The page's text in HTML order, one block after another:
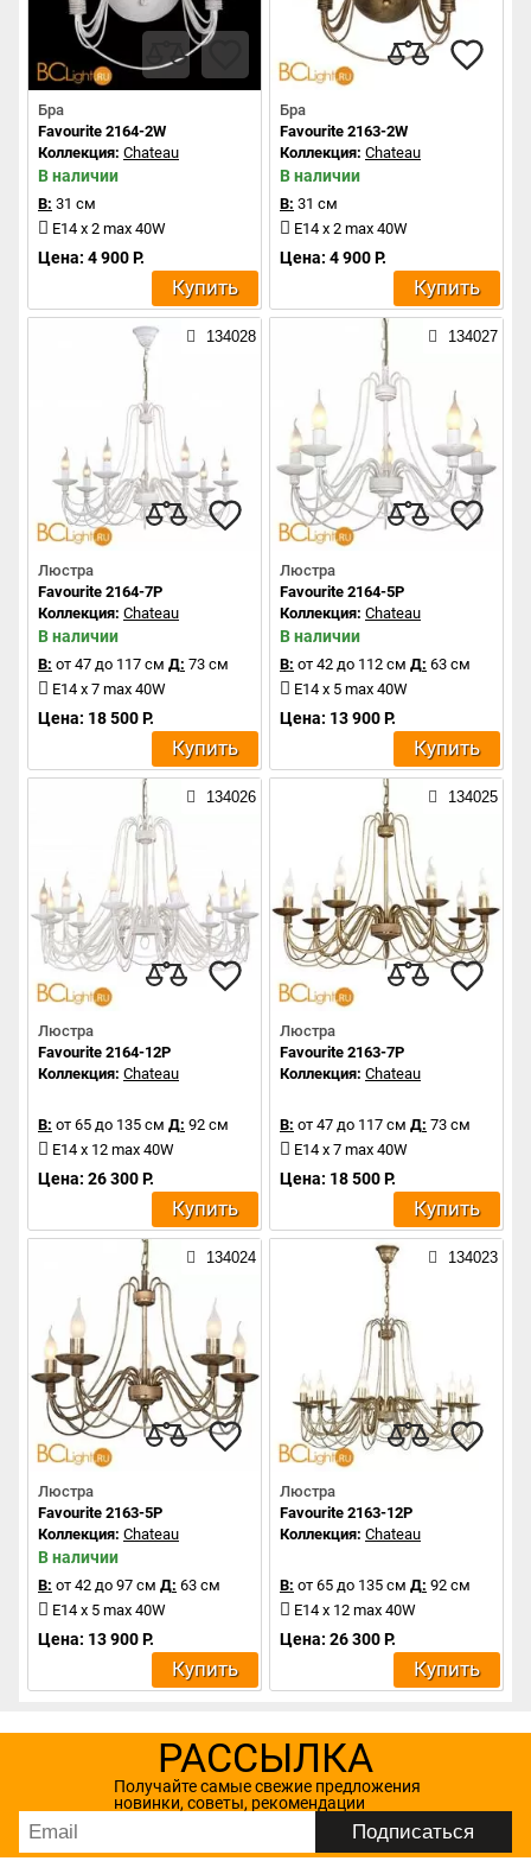
Бра
Favourite 2164-2W
Коллекция: Chateau
В наличии
В: 31 см
E14 x 2 max 40W
Цена: 4 900 Р.
Купить
Бра
Favourite 2163-2W
Коллекция: Chateau
В наличии
В: 31 см
E14 x 2 max 40W
Цена: 4 900 Р.
Купить
134028
Люстра
Favourite 2164-7P
Коллекция: Chateau
В наличии
В: от 47 до 117 см Д: 73 см
E14 x 7 max 40W
Цена: 18 500 Р.
Купить
134027
Люстра
Favourite 2164-5P
Коллекция: Chateau
В наличии
В: от 42 до 112 см Д: 63 см
E14 x 5 max 40W
Цена: 13 900 Р.
Купить
134026
Люстра
Favourite 2164-12P
Коллекция: Chateau
В: от 65 до 135 см Д: 92 см
E14 x 12 max 40W
Цена: 26 300 Р.
Купить
134025
Люстра
Favourite 2163-7P
Коллекция: Chateau
В: от 47 до 117 см Д: 73 см
E14 x 7 max 40W
Цена: 18 500 Р.
Купить
134024
Люстра
Favourite 2163-5P
Коллекция: Chateau
В наличии
В: от 42 до 97 см Д: 63 см
E14 x 5 max 40W
Цена: 13 900 Р.
Купить
134023
Люстра
Favourite 2163-12P
Коллекция: Chateau
В: от 65 до 135 см Д: 92 см
E14 x 12 max 40W
Цена: 26 300 Р.
Купить
РАССЫЛКА
Получайте самые свежие предложения
новинки, советы, рекомендации